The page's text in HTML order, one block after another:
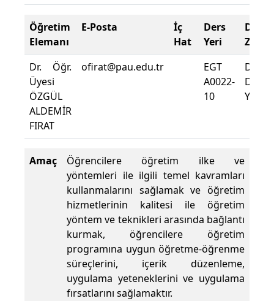
Öğretim
Elemanı
E-Posta
İç
Hat
Ders
Yeri
Dr. Öğr.
Üyesi
ÖZGÜL
ALDEMİR
FIRAT
ofirat@pau.edu.tr
EGT
A0022-
10
Amaç
Öğrencilere öğretim ilke ve
yöntemleri ile ilgili temel kavramları
kullanmalarını sağlamak ve öğretim
hizmetlerinin kalitesi ile öğretim
yöntem ve teknikleri arasında bağlantı
kurmak, öğrencilere öğretim
programına uygun öğretme-öğrenme
süreçlerini, içerik düzenleme,
uygulama yeteneklerini ve uygulama
fırsatlarını sağlamaktır.